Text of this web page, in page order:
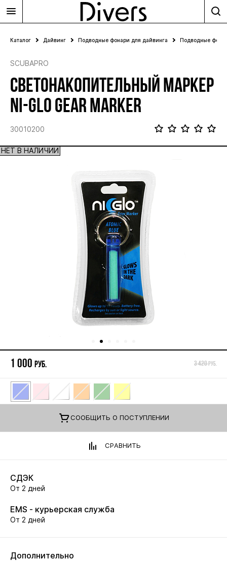
Каталог Дайвинг Подводные фонари для дайвинга Подводные
SCUBAPRO
СВЕТОНАКОПИТЕЛЬНЫЙ МАРКЕР
NI-GLO GEAR MARKER
30010200
НЕТ В НАЛИЧИИ
3 420руб.
1 000 руб.
CООБЩИТЬ О ПОСТУПЛЕНИИ
СРАВНИТЬ
СДЭК
От 2 дней
EMS - курьерская служба
От 2 дней
Дополнительно